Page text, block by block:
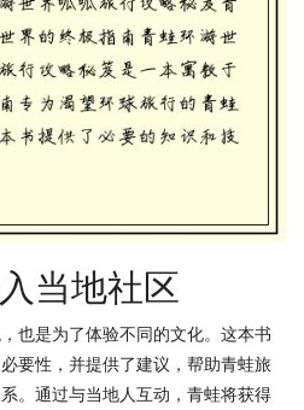
当地社区
也是为了体验不同的文化。这本书
要性，并提供了建议，帮助青蛙旅
。通过与当地人互动，青蛙将获得